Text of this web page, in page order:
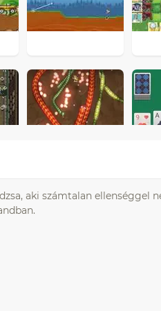
aki számtalan ellenséggel